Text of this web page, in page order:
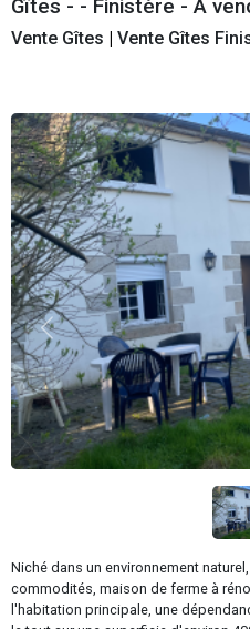
Retour
Gîtes - - Finistère -
Vente Gîtes| Vente